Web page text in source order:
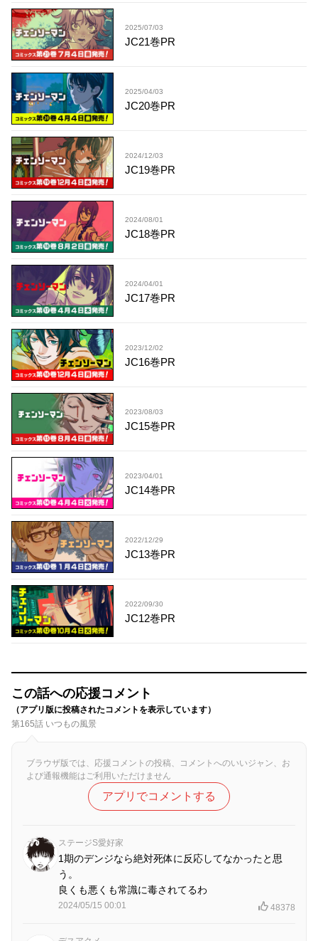
2025/07/03
JC21巻PR
2025/04/03
JC20巻PR
2024/12/03
JC19巻PR
2024/08/01
JC18巻PR
2024/04/01
JC17巻PR
2023/12/02
JC16巻PR
2023/08/03
JC15巻PR
2023/04/01
JC14巻PR
2022/12/29
JC13巻PR
2022/09/30
JC12巻PR
この話への応援コメント
（アプリ版に投稿されたコメントを表示しています）
第165話 いつもの風景
ブラウザ版では、応援コメントの投稿、コメントへのいいジャン、お
よび通報機能はご利用いただけません
アプリでコメントする
ステージS愛好家
1期のデンジなら絶対死体に反応してなかったと思
う。
良くも悪くも常識に毒されてるわ
2024/05/15 00:01 48378